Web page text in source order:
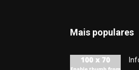
Mais populares